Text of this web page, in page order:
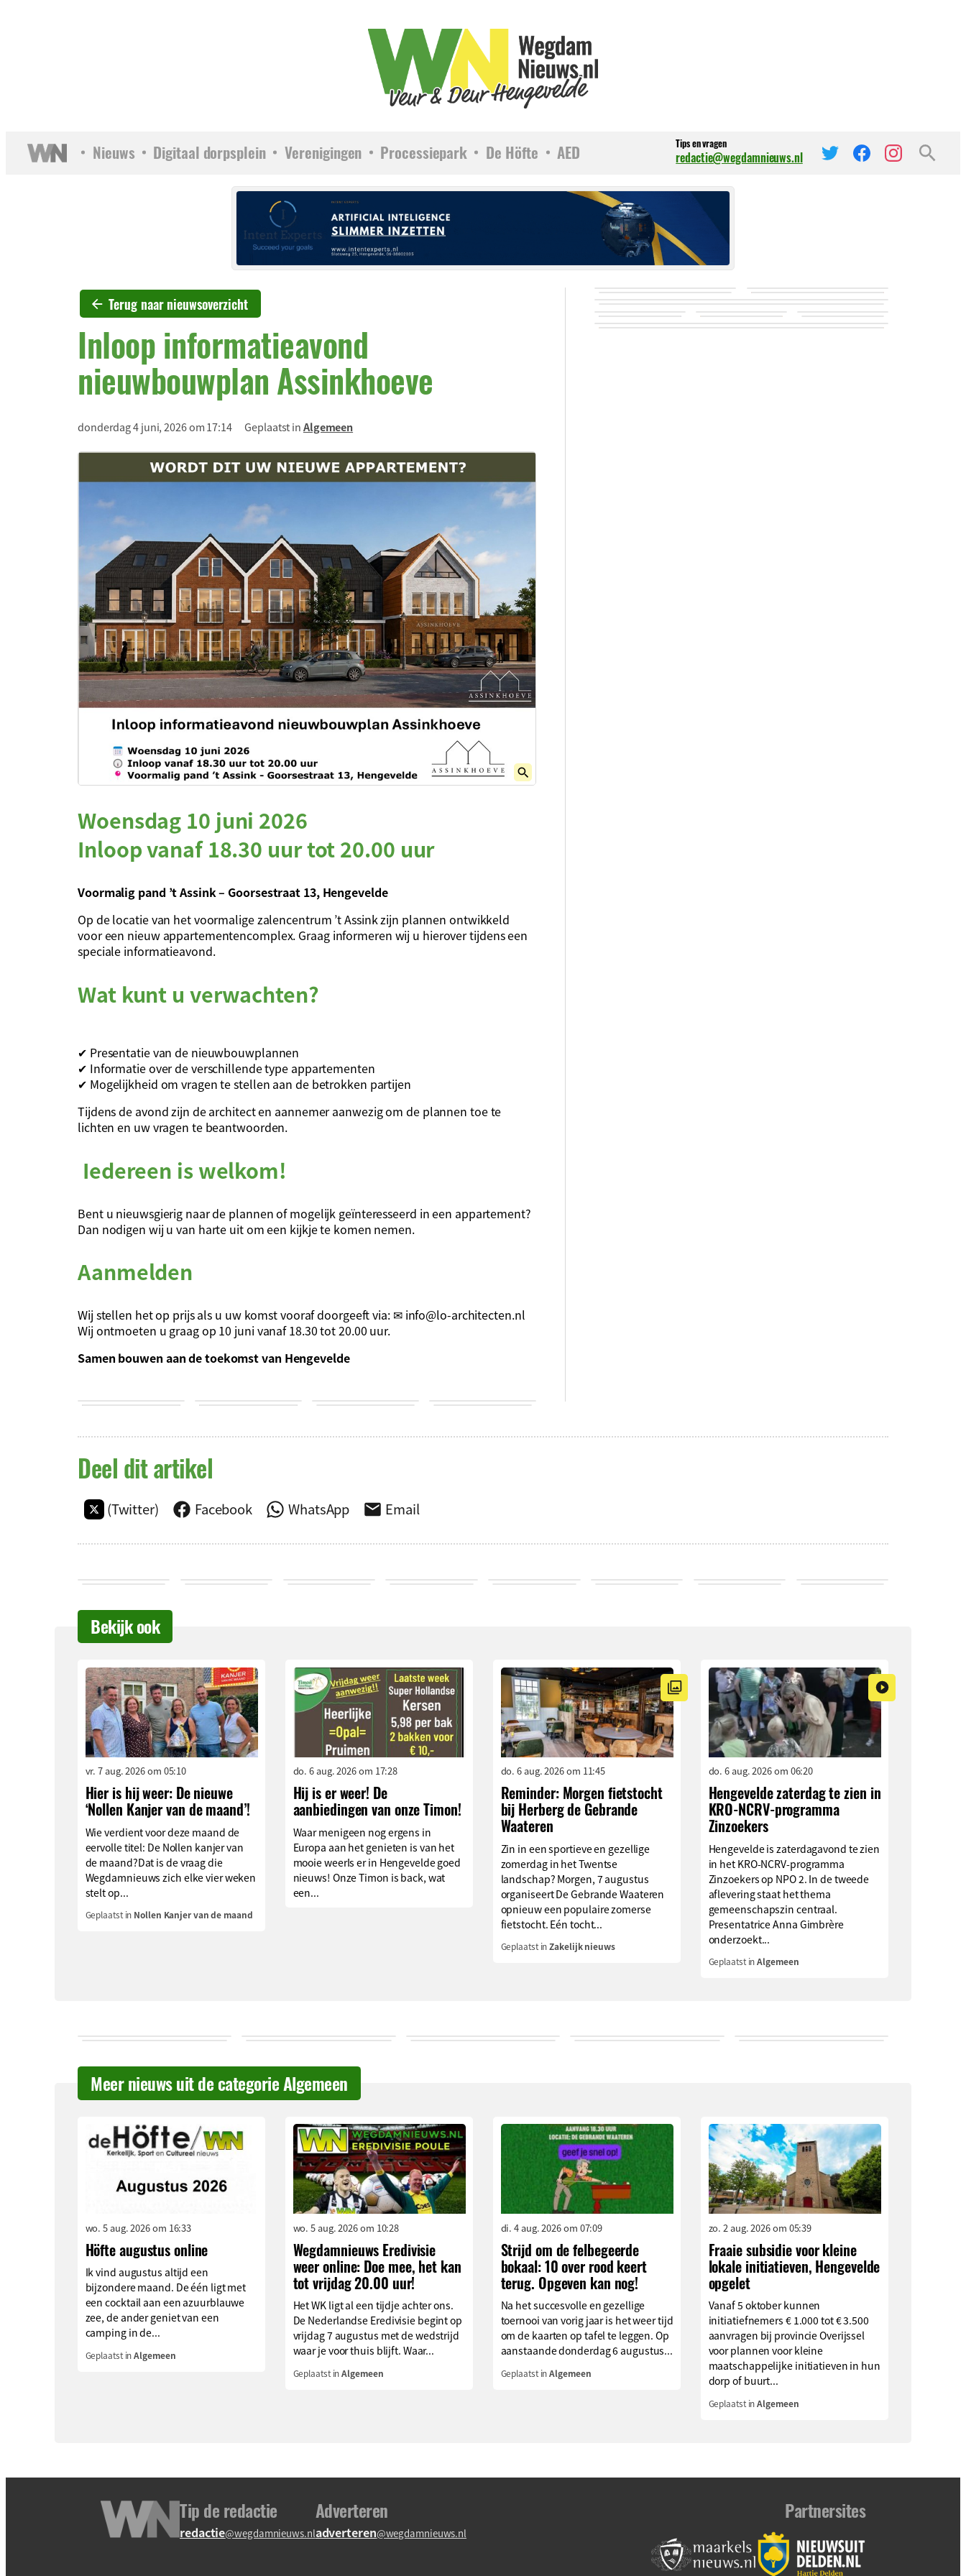
Nieuws Digitaal dorpsplein Verenigingen Processiepark De Höfte AED Tips en vragen
redactie@wegdamnieuws.nl
Terug naar nieuwsoverzicht
Inloop informatieavond
nieuwbouwplan Assinkhoeve
donderdag 4 juni, 2026 om 17:14 Geplaatst inAlgemeen
Woensdag 10 juni 2026
Inloop vanaf 18.30 uur tot 20.00 uur
Voormalig pand ’t Assink – Goorsestraat 13, Hengevelde
Op de locatie van het voormalige zalencentrum ’t Assink zijn plannen ontwikkeld
voor een nieuw appartementencomplex. Graag informeren wij u hierover tijdens een
speciale informatieavond.
Wat kunt u verwachten?
✔ Presentatie van de nieuwbouwplannen
✔ Informatie over de verschillende type appartementen
✔ Mogelijkheid om vragen te stellen aan de betrokken partijen
Tijdens de avond zijn de architect en aannemer aanwezig om de plannen toe te
lichten en uw vragen te beantwoorden.
Iedereen is welkom!
Bent u nieuwsgierig naar de plannen of mogelijk geïnteresseerd in een appartement?
Dan nodigen wij u van harte uit om een kijkje te komen nemen.
Aanmelden
Wij stellen het op prijs als u uw komst vooraf doorgeeft via: ✉ info@lo-architecten.nl
Wij ontmoeten u graag op 10 juni vanaf 18.30 tot 20.00 uur.
Samen bouwen aan de toekomst van Hengevelde
Deel dit artikel
(Twitter) Facebook WhatsApp Email
Bekijk ook
vr. 7 aug. 2026 om 05:10
Hier is hij weer: De nieuwe
‘Nollen Kanjer van de maand’!
Wie verdient voor deze maand de
eervolle titel: De Nollen kanjer van
de maand?Dat is de vraag die
Wegdamnieuws zich elke vier weken
stelt op...
Geplaatst in Nollen Kanjer van de maand
do. 6 aug. 2026 om 17:28
Hij is er weer! De
aanbiedingen van onze Timon!
Waar menigeen nog ergens in
Europa aan het genieten is van het
mooie weerIs er in Hengevelde goed
nieuws! Onze Timon is back, wat
een...
do. 6 aug. 2026 om 11:45
Reminder: Morgen fietstocht
bij Herberg de Gebrande
Waateren
Zin in een sportieve en gezellige
zomerdag in het Twentse
landschap? Morgen, 7 augustus
organiseert De Gebrande Waateren
opnieuw een populaire zomerse
fietstocht. Eén tocht...
Geplaatst inZakelijk nieuws
do. 6 aug. 2026 om 06:20
Hengevelde zaterdag te zien in
KRO-NCRV-programma
Zinzoekers
Hengevelde is zaterdagavond te zien
in het KRO-NCRV-programma
Zinzoekers op NPO 2. In de tweede
aflevering staat het thema
gemeenschapszin centraal.
Presentatrice Anna Gimbrère
onderzoekt...
Geplaatst inAlgemeen
Meer nieuws uit de categorie Algemeen
wo. 5 aug. 2026 om 16:33
Höfte augustus online
Ik vind augustus altijd een
bijzondere maand. De één ligt met
een cocktail aan een azuurblauwe
zee, de ander geniet van een
camping in de...
Geplaatst inAlgemeen
wo. 5 aug. 2026 om 10:28
Wegdamnieuws Eredivisie
weer online: Doe mee, het kan
tot vrijdag 20.00 uur!
Het WK ligt al een tijdje achter ons.
De Nederlandse Eredivisie begint op
vrijdag 7 augustus met de wedstrijd
waar je voor thuis blijft. Waar...
Geplaatst inAlgemeen
di. 4 aug. 2026 om 07:09
Strijd om de felbegeerde
bokaal: 10 over rood keert
terug. Opgeven kan nog!
Na het succesvolle en gezellige
toernooi van vorig jaar is het weer tijd
om de kaarten op tafel te leggen. Op
aanstaande donderdag 6 augustus...
Geplaatst inAlgemeen
zo. 2 aug. 2026 om 05:39
Fraaie subsidie voor kleine
lokale initiatieven, Hengevelde
opgelet
Vanaf 5 oktober kunnen
initiatiefnemers € 1.000 tot € 3.500
aanvragen bij provincie Overijssel
voor plannen voor kleine
maatschappelijke initiatieven in hun
dorp of buurt...
Geplaatst inAlgemeen
Tip de redactie
redactie@wegdamnieuws.nl
Adverteren
adverteren@wegdamnieuws.nl
Partnersites